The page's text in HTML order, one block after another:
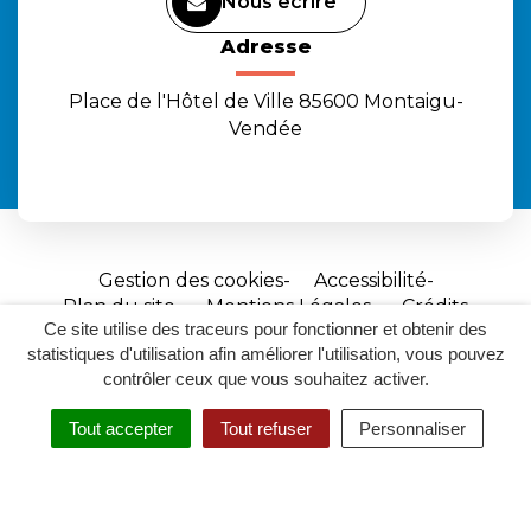
Ce site utilise des traceurs pour fonctionner et obtenir des
statistiques d'utilisation afin améliorer l'utilisation, vous pouvez
contrôler ceux que vous souhaitez activer.
Tout accepter Tout refuser Personnaliser
RECHERCHER
ACCESSIBILITÉ
Adresse
Place de l'Hôtel de Ville 85600 Montaigu-
Vendée
Gestion des cookies
Accessibilité
Plan du site
Mentions Légales
Crédits
Site
réalisé
par
Inovagora